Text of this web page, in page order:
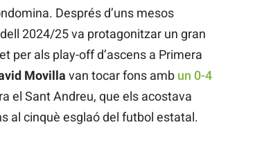
Després d’uns mesos
2024/25 va protagonitzar un gran
per als play-off d’ascens a Primera
Movilla van tocar fons amb un 0-4
el Sant Andreu, que els acostava
al cinquè esglaó del futbol estatal.